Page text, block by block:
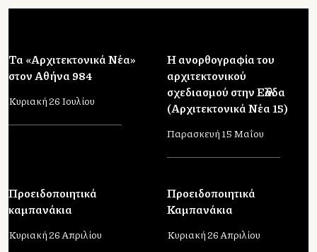
Τα «Αρχιτεκτονικά Νέα»
στον Αθήνα 984
Κυριακή 26 Ιουλίου
Η ανορθογραφία του
αρχιτεκτονικού
σχεδιασμού στην Ελλάδα
(Αρχιτεκτονικά Νέα 15)
Παρασκευή 15 Μαΐου
Προειδοποιητικά
καμπανάκια
Κυριακή 26 Απριλίου
Προειδοποιητικά
Καμπανάκια
Κυριακή 26 Απριλίου